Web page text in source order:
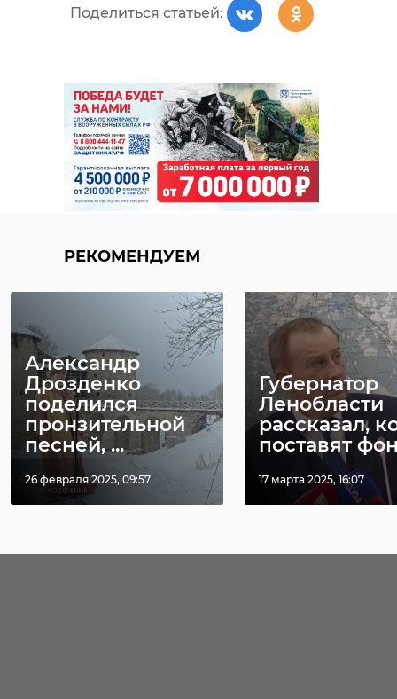
Поделиться статьей:
РЕКОМЕНДУЕМ
Александр
Дрозденко
поделился
пронзительной
песней, ...
26 февраля 2025, 09:57
Губернатор
Ленобласти
рассказал,
поставят
17 марта 2025, 16:07